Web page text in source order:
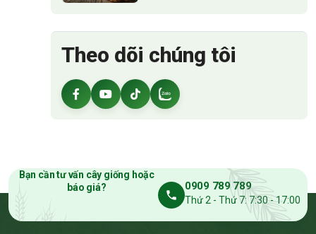
Theo dõi chúng tôi
Bạn cần tư vấn cây giống hoặc
báo giá?
0909 789 789
Thứ 2 - Thứ 7: 7:30 - 17:00